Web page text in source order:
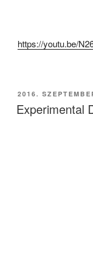
https://youtu.be/
BEKÜLDVE:
2016.
Experimental